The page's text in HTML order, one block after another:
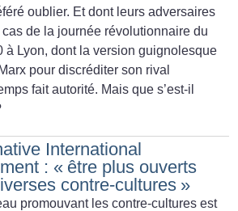
oublier. Et dont leurs adversaires
cas de la journée révolutionnaire du
à Lyon, dont la version guignolesque
pour discréditer son rival
fait autorité. Mais que s’est-il
International
: « être plus ouverts
contre-cultures »
promouvant les contre-cultures est